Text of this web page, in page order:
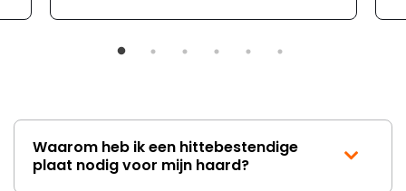
Waarom heb ik een hittebestendige
plaat nodig voor mijn haard?